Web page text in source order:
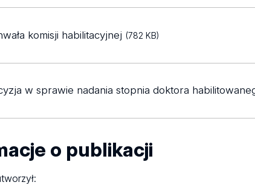
komisji habilitacyjnej (782 KB)
w sprawie nadania stopnia doktora
o publikacji